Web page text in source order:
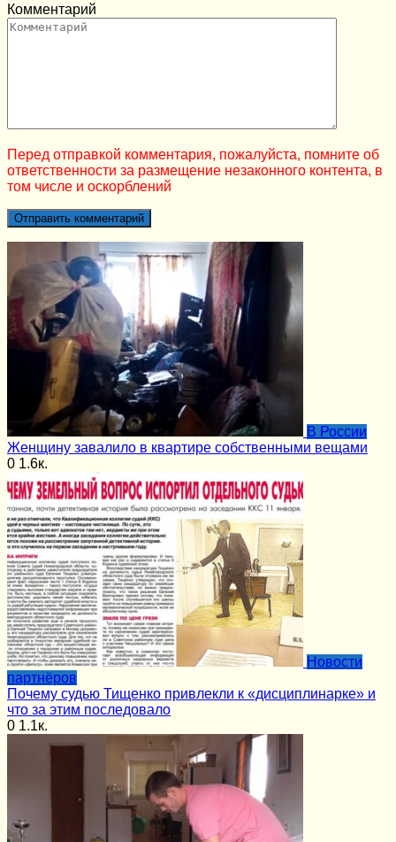
Комментарий
Перед отправкой комментария, пожалуйста, помните об
ответственности за размещение незаконного контента, в
том числе и оскорблений
В России
Женщину завалило в квартире собственными вещами
0 1.6к.
Новости
партнёров
Почему судью Тищенко привлекли к «дисциплинарке» и
что за этим последовало
0 1.1к.